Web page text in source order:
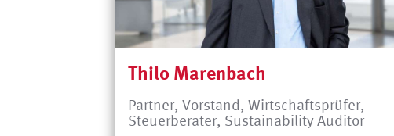
Thilo Marenbach
Partner, Vorstand, Wirtschaftsprüfer,
Steuerberater, Sustainability Auditor